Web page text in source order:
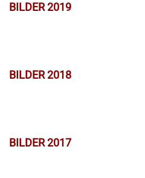
BILDER 2019
BILDER 2018
BILDER 2017